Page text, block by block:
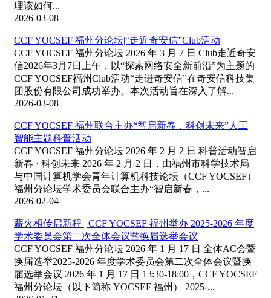
理该如何...
2026-03-08
CCF YOCSEF 福州分论坛|“走近奇安信”Club活动
CCF YOCSEF 福州分论坛 2026 年 3 月 7 日 Club走近奇安
信2026年3月7日上午，以“探索网络安全新前沿”为主题的
CCF YOCSEF福州Club活动“走进奇安信”在奇安信科技集
团股份有限公司成功举办。本次活动旨在深入了解...
2026-03-08
CCF YOCSEF 福州联合主办“智启新春，科创未来”人工
智能主题科普活动
CCF YOCSEF 福州分论坛 2026 年 2 月 2 日 科普活动智启
新春 · 科创未来 2026 年 2 月 2 日，由福州市科学技术局
与中国计算机学会青年计算机科技论坛（CCF YOCSEF）
福州分论坛学术委员会联合主办“智启新春，...
2026-02-04
薪火相传启新程 | CCF YOCSEF 福州举办 2025-2026 年度
学术委员会第二次全体会议暨换届选举会议
CCF YOCSEF 福州分论坛 2026 年 1 月 17 日 全体AC会暨
换届选举2025-2026 年度学术委员会第二次全体会议暨换
届选举会议 2026 年 1 月 17 日 13:30-18:00，CCF YOCSEF
福州分论坛（以下简称 YOCSEF 福州） 2025-...